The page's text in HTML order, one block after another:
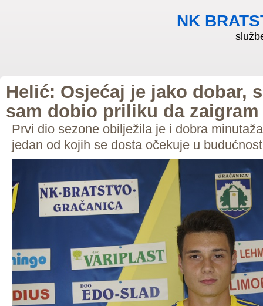
NK
Helić: Osjećaj je jako dobar,
sam dobio priliku da zaigram
Prvi dio sezone obilježila je i dobra
jedan od kojih se dosta očekuje u